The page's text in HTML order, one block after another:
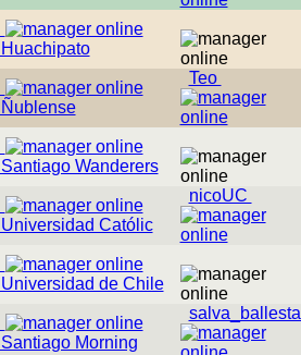
Huachipato
Ñublense
Teo
Santiago Wanderers
Universidad Católic
nicoUC
Universidad de Chile
Santiago Morning
salva_ballesta